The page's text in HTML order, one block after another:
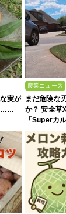
実が
……
農業ニュース
まだ危険な
か？ 安全草
「Superカ